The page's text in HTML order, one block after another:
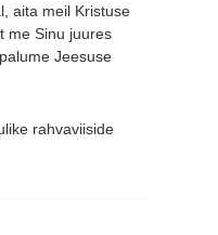
aita meil Kristuse
me Sinu juures
Jeesuse
rahvaviiside